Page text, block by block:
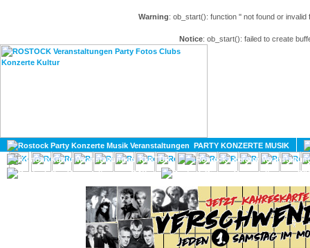
Warning: ob_start(): function '' not found or
Notice: ob_start(): failed to create
PARTY KONZERTE MUSIK
KULTUR
GAY